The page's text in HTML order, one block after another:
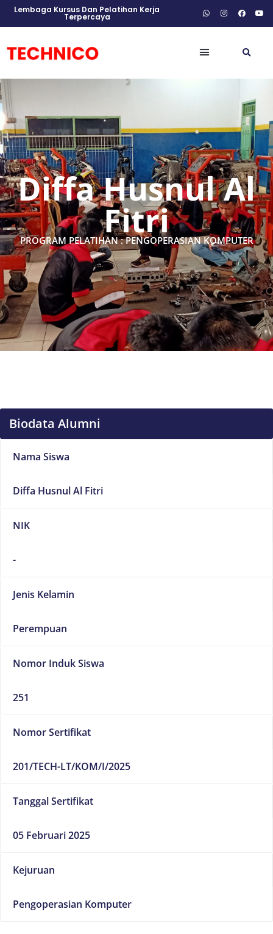
Lembaga Kursus Dan Pelatihan Kerja
Terpercaya
Diffa Husnul Al
Fitri
PROGRAM PELATIHAN : PENGOPERASIAN KOMPUTER
Biodata Alumni
Nama Siswa
Diffa Husnul Al Fitri
NIK
-
Jenis Kelamin
Perempuan
Nomor Induk Siswa
251
Nomor Sertifikat
201/TECH-LT/KOM/I/2025
Tanggal Sertifikat
05 Februari 2025
Kejuruan
Pengoperasian Komputer